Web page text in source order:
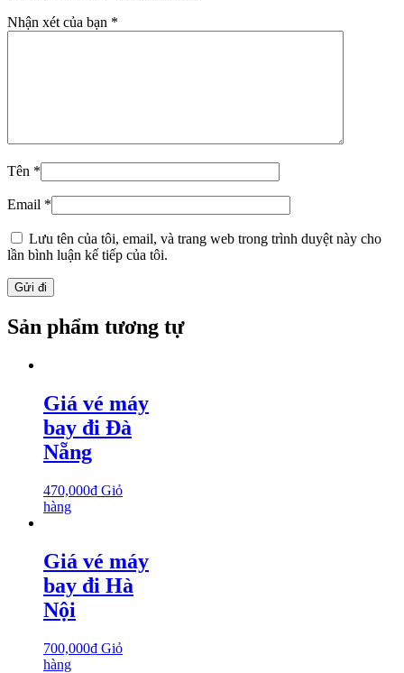
Nhận xét của bạn *
Tên *
Email *
Lưu tên của tôi, email, và trang web trong trình duyệt này cho
lần bình luận kế tiếp của tôi.
Sản phẩm tương tự
Giá vé máy
bay đi Đà
Nẵng
470,000₫ Giỏ
hàng
Giá vé máy
bay đi Hà
Nội
700,000₫ Giỏ
hàng